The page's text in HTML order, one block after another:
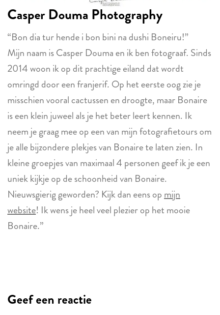
Casper Douma Photography
“Bon dia tur hende i bon bini na dushi Boneiru!”
Mijn naam is Casper Douma en ik ben fotograaf. Sinds
2014 woon ik op dit prachtige eiland dat wordt
omringd door een franjerif. Op het eerste oog zie je
misschien vooral cactussen en droogte, maar Bonaire
is een klein juweel als je het beter leert kennen. Ik
neem je graag mee op een van mijn fotografietours om
je alle bijzondere plekjes van Bonaire te laten zien. In
kleine groepjes van maximaal 4 personen geef ik je een
uniek kijkje op de schoonheid van Bonaire.
Nieuwsgierig geworden? Kijk dan eens opmijn
website! Ik wens je heel veel plezier op het mooie
Bonaire.”
Geef een reactie